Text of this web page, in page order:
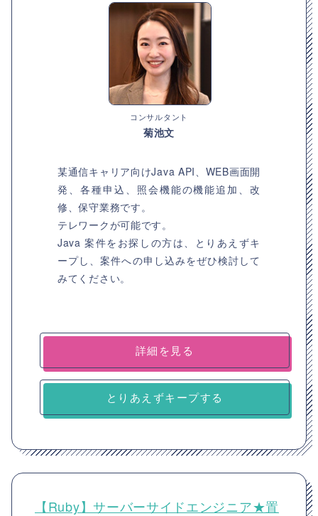
コンサルタント
菊池文
某通信キャリア向けJava API、WEB画面開
発、各種申込、照会機能の機能追加、改
修、保守業務です。
テレワークが可能です。
Java 案件をお探しの方は、とりあえずキ
ープし、案件への申し込みをぜひ検討して
みてください。
詳細を見る
とりあえずキープする
【Ruby】サーバーサイドエンジニア★置